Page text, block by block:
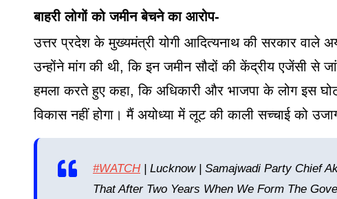
बाहरी लोगों को जमीन बेचने का आरोप-
उत्तर प्रदेश के मुख्यमंत्री योगी आदित्यनाथ की सरकार वाले
उन्होंने मांग की थी, कि इन जमीन सौदों की केंद्रीय एजेंसी से
हमला करते हुए कहा, कि अधिकारी और भाजपा के लोग इस
विकास नहीं होगा। मैं अयोध्या में लूट की काली सच्चाई को
#WATCH| Lucknow | Samajwadi Party Chief
That After Two Years When We Form The